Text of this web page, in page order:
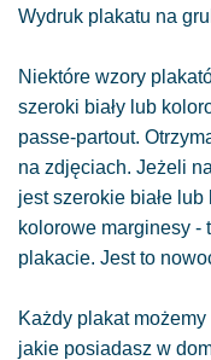
Wydruk plakatu na
Niektóre wzory
szeroki biały lub
passe-partout.
na zdjęciach. Jeżeli
jest szerokie białe
kolorowe marginesy -
plakacie. Jest to
Każdy plakat
jakie posiadasz w